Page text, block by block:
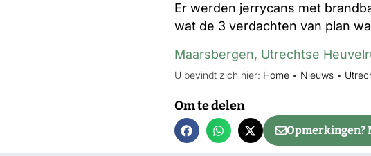
Er werden jerrycans met
wat de 3 verdachten van plan
Maarsbergen, Utrechtse
U bevindt zich hier: Home• Nieuws•
Om te delen
Opmerkingen?